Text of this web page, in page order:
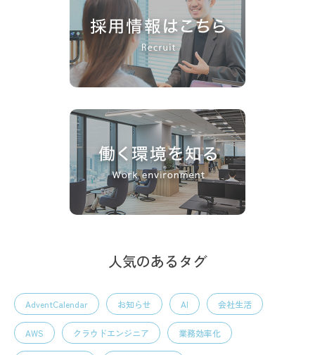
人気のあるタグ
AdventCalendar お知らせ AI 会社生活
AWS クラウドエンジニア 業務効率化